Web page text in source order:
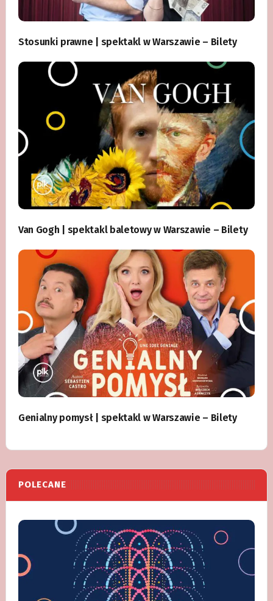
Stosunki prawne | spektakl w Warszawie – Bilety
Van Gogh | spektakl baletowy w Warszawie – Bilety
Genialny pomysł | spektakl w Warszawie – Bilety
POLECANE